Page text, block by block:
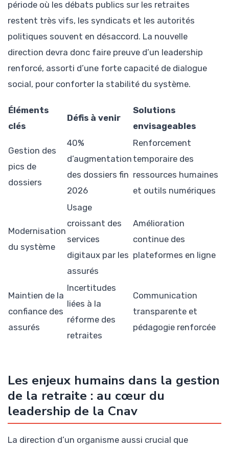
période où les débats publics sur les retraites
restent très vifs, les syndicats et les autorités
politiques souvent en désaccord. La nouvelle
direction devra donc faire preuve d’un leadership
renforcé, assorti d’une forte capacité de dialogue
social, pour conforter la stabilité du système.
Éléments
clés
Défis à venir
Solutions
envisageables
Gestion des
pics de
dossiers
40%
d’augmentation
des dossiers fin
2026
Renforcement
temporaire des
ressources humaines
et outils numériques
Modernisation
du système
Usage
croissant des
services
digitaux par les
assurés
Amélioration
continue des
plateformes en ligne
Maintien de la
confiance des
assurés
Incertitudes
liées à la
réforme des
retraites
Communication
transparente et
pédagogie renforcée
Les enjeux humains dans la gestion
de la retraite : au cœur du
leadership de la Cnav
La direction d’un organisme aussi crucial que